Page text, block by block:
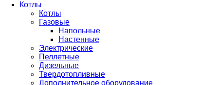
Котлы
Котлы
Газовые
Напольные
Настенные
Электрические
Пеллетные
Дизельные
Твердотопливные
Дополнительное оборудование